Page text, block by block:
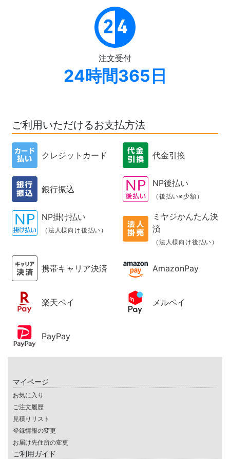
注文受付
24時間365日
ご利用いただけるお支払方法
クレジットカード 代金引換
銀行振込
NP後払い
（後払い※少額）
NP掛け払い
（法人様向け後払い）
ミヤジかんたん決
済
（法人様向け後払い）
携帯キャリア決済 AmazonPay
楽天ペイ メルペイ
PayPay
マイページ
お気に入り
ご注文履歴
見積りリスト
登録情報の変更
お届け先住所の変更
ご利用ガイド